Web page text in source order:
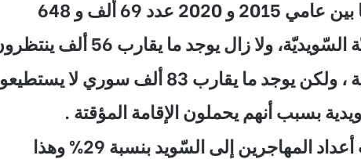
69 ألف و 648
ولا زال يوجد ما يقارب 56 ألف ينتظرون
يقارب 83 ألف سوري لا يستطيعون
بسبب أنهم يحملون الإقامة المؤقتة .
إلى السّويد بنسبة 29% وهذا